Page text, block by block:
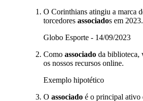
O Corinthians atingiu a marca
torcedores associados em 2023.
Globo Esporte - 14/09/2023
Como associado da biblioteca,
os nossos recursos online.
Exemplo hipotético
O associado é o principal ativo